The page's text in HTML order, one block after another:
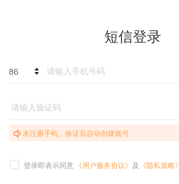
短信登录
86
未注册手机，验证后自动创建账号
登录即表示同意 《用户服务协议》 及 《隐私策略》